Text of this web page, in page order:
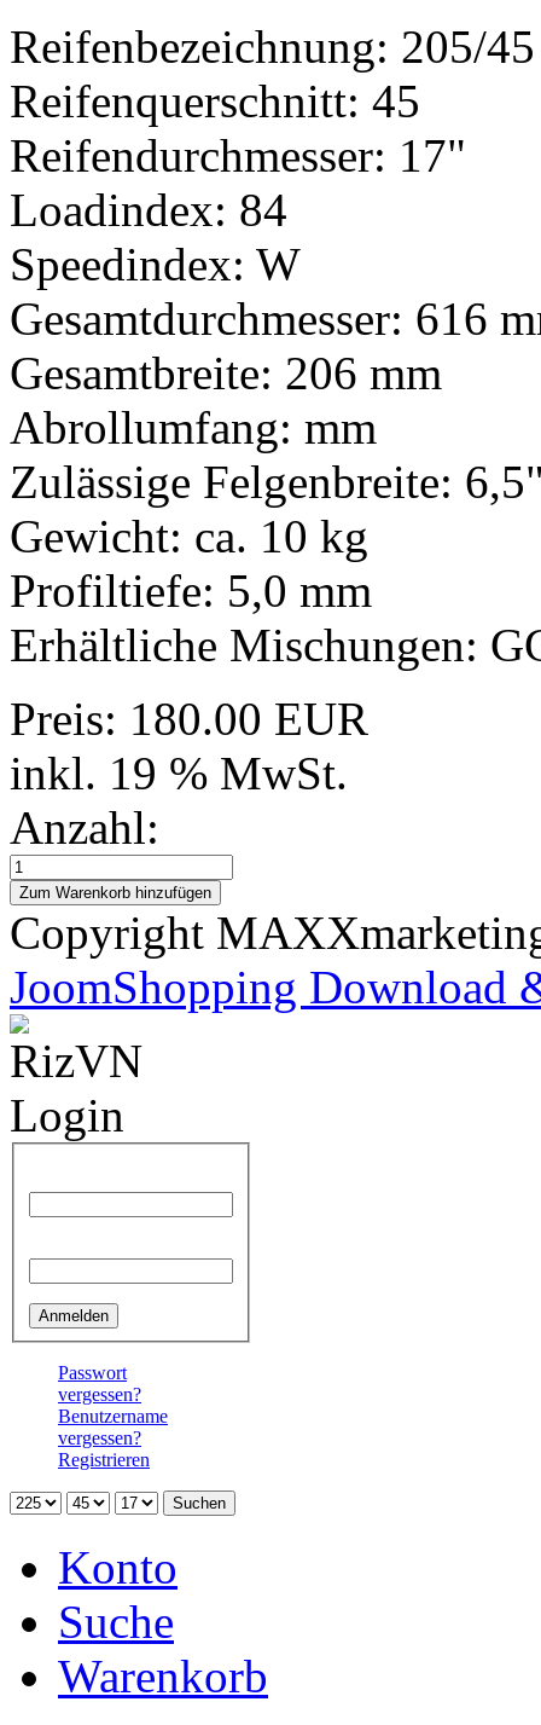
Reifenbezeichnung: 205/
Reifenquerschnitt: 45
Reifendurchmesser: 17"
Loadindex: 84
Speedindex: W
Gesamtdurchmesser: 616
Gesamtbreite: 206 mm
Abrollumfang: mm
Zulässige Felgenbreite:
Gewicht: ca. 10 kg
Profiltiefe: 5,0 mm
Erhältliche Mischungen:
Preis: 180.00 EUR
inkl. 19 % MwSt.
Anzahl:
Copyright
JoomShopping Download
Passwort
vergessen?
Benutzername
vergessen?
Registrieren
Konto
Suche
Warenkorb